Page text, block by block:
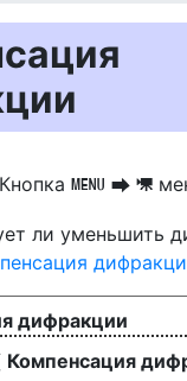
Кнопка G U 1
ли уменьшить
дифракции
Компенсация